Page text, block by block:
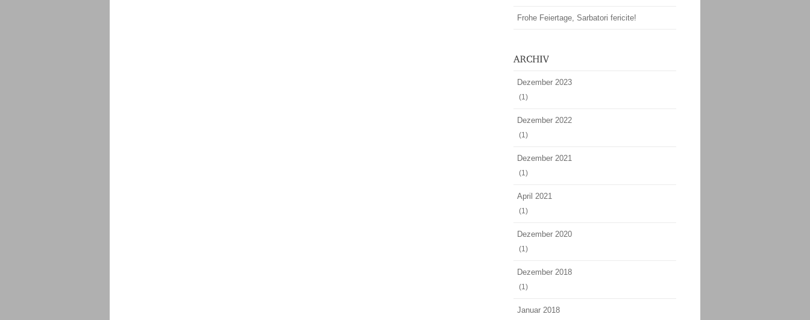
Frohe Feiertage, Sarbatori fericite!
Dezember 2023
(1)
Dezember 2022
(1)
Dezember 2021
(1)
April 2021
(1)
Dezember 2020
(1)
Dezember 2018
(1)
Januar 2018